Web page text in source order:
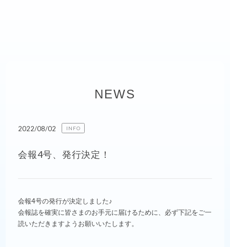
NEWS
2022/08/02 INFO
会報4号、発行決定！
会報4号の発行が決定しました♪
会報誌を確実に皆さまのお手元に届けるために、必ず下記をご一
読いただきますようお願いいたします。